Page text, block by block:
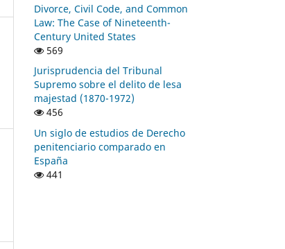
Divorce, Civil Code, and Common
Law: The Case of Nineteenth-
Century United States
569
Jurisprudencia del Tribunal
Supremo sobre el delito de lesa
majestad (1870-1972)
456
Un siglo de estudios de Derecho
penitenciario comparado en
España
441